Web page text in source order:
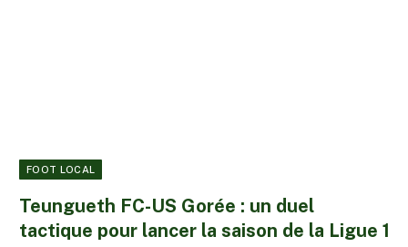
FOOT LOCAL
Teungueth FC-US Gorée : un duel
tactique pour lancer la saison de la Ligue 1